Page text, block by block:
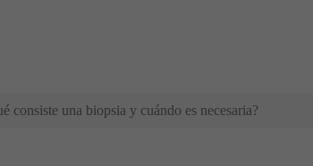
consiste una biopsia y cuándo es necesaria?